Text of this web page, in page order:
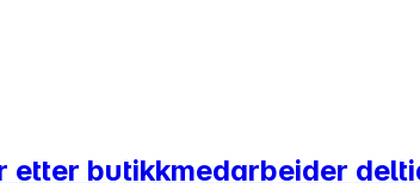
butikkmedarbeider